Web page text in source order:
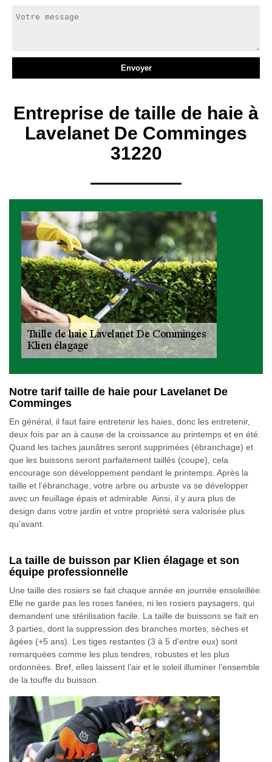
Entreprise de taille de haie à
Lavelanet De Comminges
31220
Notre tarif taille de haie pour Lavelanet De
Comminges
En général, il faut faire entretenir les haies, donc les entretenir,
deux fois par an à cause de la croissance au printemps et en été.
Quand les taches jaunâtres seront supprimées (ébranchage) et
que les buissons seront parfaitement taillés (coupe), cela
encourage son développement pendant le printemps. Après la
taille et l’ébranchage, votre arbre ou arbuste va se développer
avec un feuillage épais et admirable. Ainsi, il y aura plus de
design dans votre jardin et votre propriété sera valorisée plus
qu’avant.
La taille de buisson par Klien élagage et son
équipe professionnelle
Une taille des rosiers se fait chaque année en journée ensoleillée.
Elle ne garde pas les roses fanées, ni les rosiers paysagers, qui
demandent une stérilisation facile. La taille de buissons se fait en
3 parties, dont la suppression des branches mortes, sèches et
âgées (+5 ans). Les tiges restantes (3 à 5 d’entre eux) sont
remarquées comme les plus tendres, robustes et les plus
ordonnées. Bref, elles laissent l’air et le soleil illuminer l’ensemble
de la touffe du buisson.